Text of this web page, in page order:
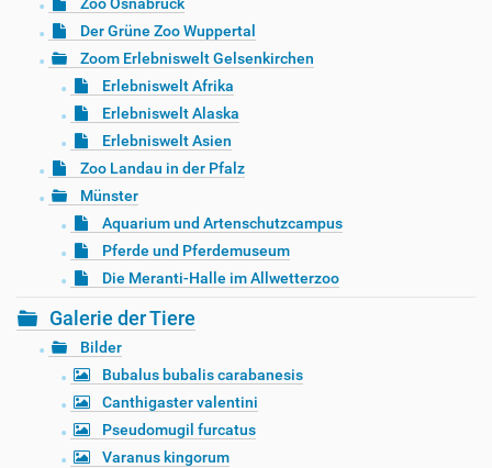
Zoo Osnabrück
Der Grüne Zoo Wuppertal
Zoom Erlebniswelt Gelsenkirchen
Erlebniswelt Afrika
Erlebniswelt Alaska
Erlebniswelt Asien
Zoo Landau in der Pfalz
Münster
Aquarium und Artenschutzcampus
Pferde und Pferdemuseum
Die Meranti-Halle im Allwetterzoo
Galerie der Tiere
Bilder
Bubalus bubalis carabanesis
Canthigaster valentini
Pseudomugil furcatus
Varanus kingorum